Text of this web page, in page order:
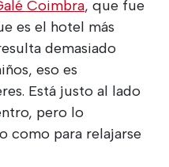
Coimbra, que fue
es el hotel más
demasiado
eso es
Está justo al lado
pero lo
como para relajarse